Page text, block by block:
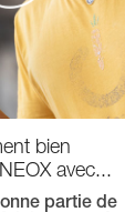
bien
avec...
partie de